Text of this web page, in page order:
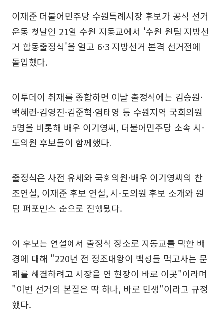
이재준 더불어민주당 수원특례시장 후보가 공식 선거
운동 첫날인 21일 수원 지동교에서 '수원 원팀 지방선
거 합동출정식'을 열고 6·3 지방선거 본격 선거전에
돌입했다.
이투데이 취재를 종합하면 이날 출정식에는 김승원·
백혜련·김영진·김준혁·염태영 등 수원지역 국회의원
5명을 비롯해 배우 이기영씨, 더불어민주당 소속 시·
도의원 후보들이 함께했다.
출정식은 사전 유세와 국회의원·배우 이기영씨의 찬
조연설, 이재준 후보 연설, 시·도의원 후보 소개와 원
팀 퍼포먼스 순으로 진행됐다.
이 후보는 연설에서 출정식 장소로 지동교를 택한 배
경에 대해 "220년 전 정조대왕이 백성들 먹고사는 문
제를 해결하려고 시장을 연 현장이 바로 이곳"이라며
"이번 선거의 본질은 딱 하나, 바로 민생"이라고 규정
했다.